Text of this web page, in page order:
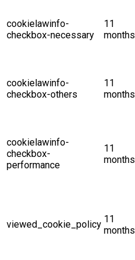
cookielawinfo-
checkbox-necessary
11
months
cookielawinfo-
checkbox-others
11
months
cookielawinfo-
checkbox-
performance
11
months
viewed_cookie_policy 11
months